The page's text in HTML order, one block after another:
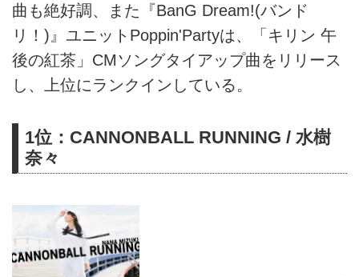
曲も絶好調、また『BanG Dream!(バンド
リ！)』ユニットPoppin'Partyは、「キリン 午
後の紅茶」CMソングタイアップ曲をリリース
し、上位にランクインしている。
1位：CANNONBALL RUNNING / 水樹
奈々